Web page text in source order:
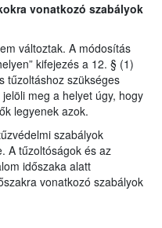
vonatkozó szabályok
változtak. A módosítás
kifejezés a 12. § (1)
tűzoltáshoz szükséges
meg a helyet úgy, hogy
legyenek azok.
szabályok
A tűzoltóságok és az
időszaka alatt
vonatkozó szabályok